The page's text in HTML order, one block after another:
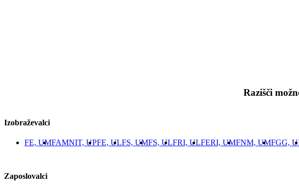
Razišči
Izobraževalci
FE, UMFAMNIT, UPFE, ULFS, UMFS, ULFRI, ULFERI, UMFNM, UMFGG,
Zaposlovalci